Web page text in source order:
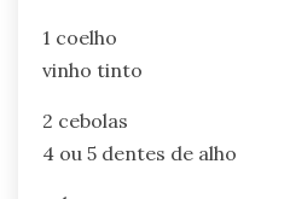
1 coelho
vinho tinto
2 cebolas
4 ou 5 dentes de alho